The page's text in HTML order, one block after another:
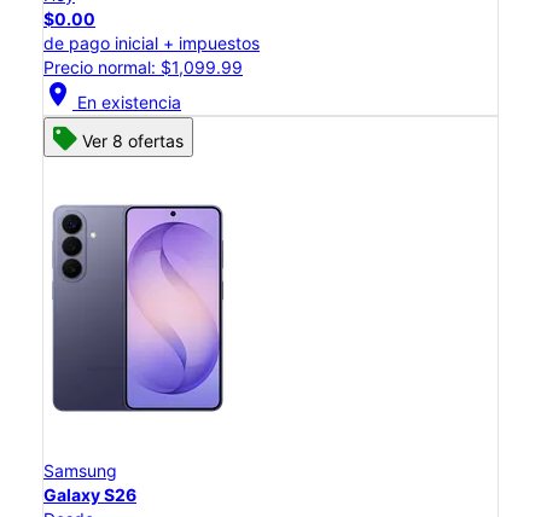
$0.00
de pago inicial + impuestos
Precio normal: $1,099.99
location_on En existencia
Ver 8 ofertas
Samsung
Galaxy S26